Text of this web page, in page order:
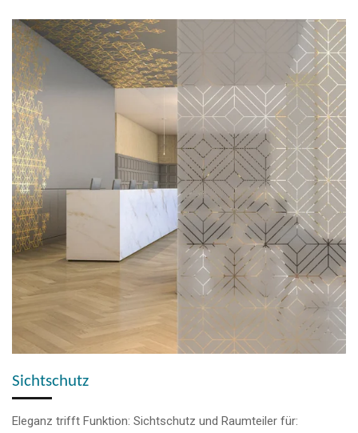
Sichtschutz
Eleganz trifft Funktion: Sichtschutz und Raumteiler für: